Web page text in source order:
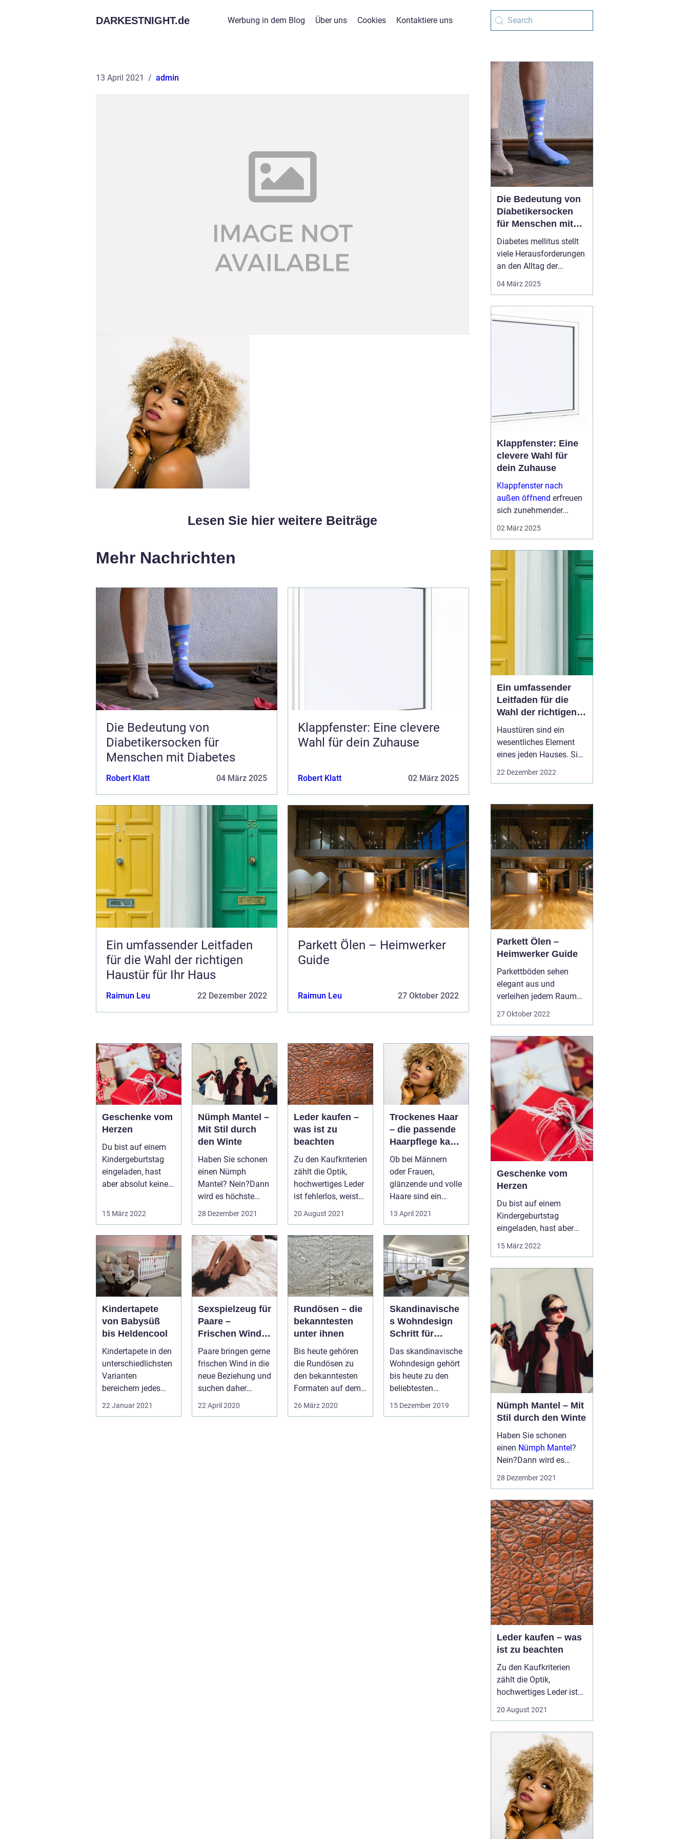
DARKESTNIGHT.de Werbung in dem Blog Über uns Cookies Kontaktiere uns
13 April 2021 admin
Lesen Sie hier weitere Beiträge
Mehr Nachrichten
Die Bedeutung von
Diabetikersocken für
Menschen mit Diabetes
Robert Klatt 04 März 2025
Klappfenster: Eine clevere
Wahl für dein Zuhause
Robert Klatt 02 März 2025
Ein umfassender Leitfaden
für die Wahl der richtigen
Haustür für Ihr Haus
Raimun Leu 22 Dezember 2022
Parkett Ölen – Heimwerker
Guide
Raimun Leu 27 Oktober 2022
Geschenke vom
Herzen
Du bist auf einem
Kindergeburtstag
eingeladen, hast
aber absolut keine
Geschenk m...
15 März 2022
Nümph Mantel –
Mit Stil durch
den Winte
Haben Sie schonen
einen Nümph
Mantel? Nein?Dann
wird es höchste
Zeit! Oder möchten
28 Dezember 2021
Leder kaufen –
was ist zu
beachten
Zu den Kaufkriterien
zählt die Optik,
hochwertiges Leder
ist fehlerlos, weist
Riss...
20 August 2021
Trockenes Haar
– die passende
Haarpflege kann
helfen
Ob bei Männern
oder Frauen,
glänzende und volle
Haare sind ein
Zeichen von
Gesundheit und
Pflege. Si...
13 April 2021
Kindertapete
von Babysüß
bis Heldencool
Kindertapete in den
unterschiedlichsten
Varianten
bereichern jedes
22 Januar 2021
Sexspielzeug für
Paare –
Frischen Wind
in die Beziehung
bringen
Paare bringen gerne
frischen Wind in die
neue Beziehung und
suchen daher
ständig neue Wege
dafür. Se...
22 April 2020
Rundösen – die
bekanntesten
unter ihnen
Bis heute gehören
die Rundösen zu
den bekanntesten
Formaten auf dem
Markt. Sogar im
26 März 2020
Skandinavische
s Wohndesign
Schritt für
Schritt
umsetzen
Das skandinavische
Wohndesign gehört
bis heute zu den
beliebtesten
überhaupt. Allein
15 Dezember 2019
Die Bedeutung von
Diabetikersocken
für Menschen mit
Diabetes
Diabetes mellitus stellt
viele Herausforderungen
an den Alltag der
Betroffenen. Neben der
Aspekte eine
entscheidende Rolle für
04 März 2025
Klappfenster: Eine
clevere Wahl für
dein Zuhause
Klappfenster nach
außen öffnend erfreuen
sich zunehmender
Beliebtheit in modernen
Fenst...
02 März 2025
Ein umfassender
Leitfaden für die
Wahl der richtigen
Haustür für Ihr Haus
Haustüren sind ein
wesentliches Element
eines jeden Hauses. Sie
dienen nicht nur als
vermitteln auch ein
Gefühl der Sicherheit
und wirken als Barriere
gegen Eindringlinge.
Daher ist es wichtig, eine
Haustür zu wähle...
22 Dezember 2022
Parkett Ölen –
Heimwerker Guide
Parkettböden sehen
elegant aus und
verleihen jedem Raum
einen Hauch von
in ihrem besten Zustand
zu erhalten. Eine
Möglichkeit, Ihren
Parkettboden zu pflegen,
besteht darin, ihn
regelmäßig zu ölen. In...
27 Oktober 2022
Geschenke vom
Herzen
Du bist auf einem
Kindergeburtstag
eingeladen, hast aber
absolut keine Ahnung,
wird dich dieser Artikel
wahrscheinlich ein Stück
näher an dein Ziel
Kindergeburtstag ist
etwas vom Schönsten,
ein...
15 März 2022
Nümph Mantel – Mit
Stil durch den Winte
Haben Sie schonen
einen Nümph Mantel?
Nein?Dann wird es
höchste Zeit! Oder
kommen? Fast jeder
kennt ihn und hat
mindestens ...
28 Dezember 2021
Leder kaufen – was
ist zu beachten
Zu den Kaufkriterien
zählt die Optik,
hochwertiges Leder ist
Brüche oder Risse auf.
das Leder weich an. Sie
spüren die Natürlichkeit,
allerdings verfügt das
Leder gleichzeitig über
Festigkeit. Die natürl...
20 August 2021